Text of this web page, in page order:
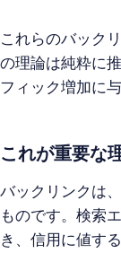
これらのバック
の理論は純粋に
フィック増加に
これが重要な
バックリンクは
ものです。検索
き、信用に値す